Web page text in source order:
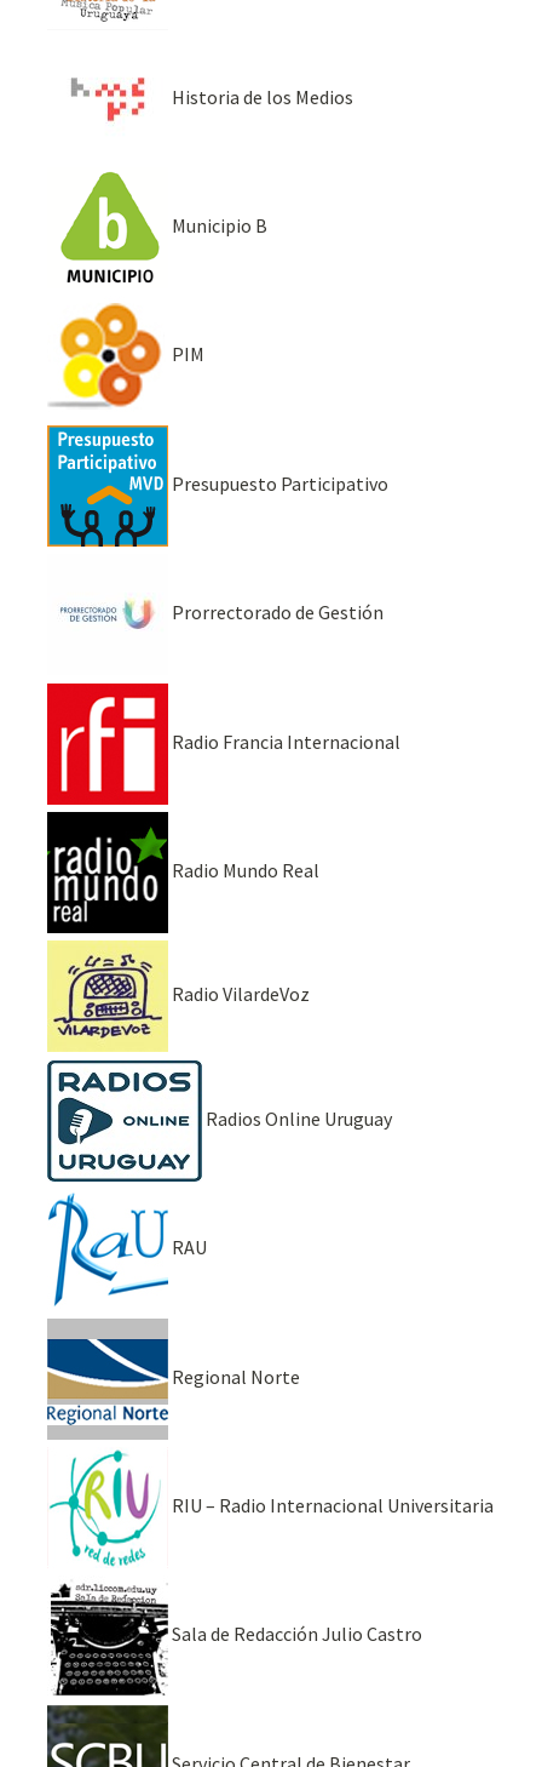
Historia de los Medios
Municipio B
PIM
Presupuesto Participativo
Prorrectorado de Gestión
Radio Francia Internacional
Radio Mundo Real
Radio VilardeVoz
Radios Online Uruguay
RAU
Regional Norte
RIU – Radio Internacional Universitaria
Sala de Redacción Julio Castro